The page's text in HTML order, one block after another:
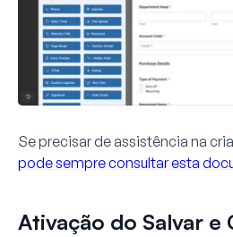
Se precisar de assistência na
pode sempre consultar esta
Ativação do Salvar e